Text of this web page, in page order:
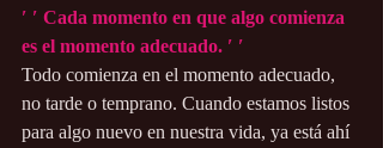
′ ′ Cada momento en que algo comienza
es el momento adecuado. ′ ′
Todo comienza en el momento adecuado,
no tarde o temprano. Cuando estamos listos
para algo nuevo en nuestra vida, ya está ahí